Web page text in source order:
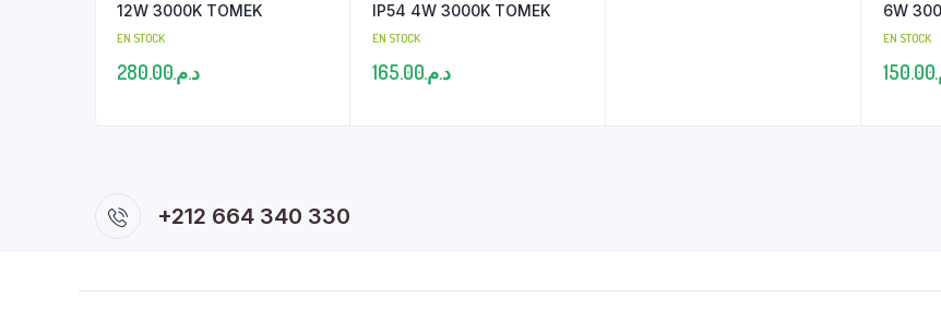
12W 3000K TOMEK
EN STOCK
د.م.280.00
IP54 4W 3000K TOMEK
EN STOCK
د.م.165.00
6W
EN STOCK
150.00
+212 664 340 330